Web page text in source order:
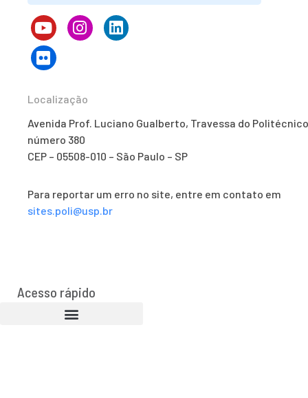
Localização
Avenida Prof. Luciano Gualberto, Travessa do
número 380
CEP – 05508-010 – São Paulo – SP
Para reportar um erro no site, entre em contato em
sites.poli@usp.br
Acesso rápido